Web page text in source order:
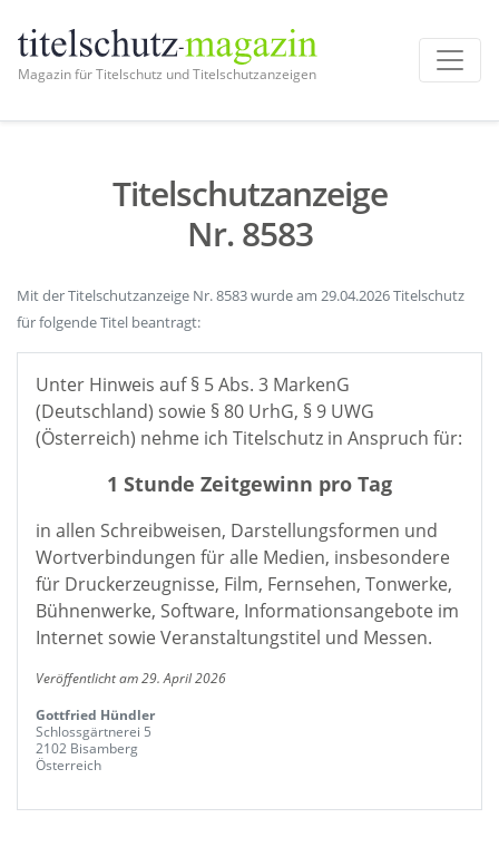
Magazin für Titelschutz und Titelschutzanzeigen
Titelschutzanzeige
Nr. 8583
Mit der Titelschutzanzeige Nr. 8583 wurde am 29.04.2026 Titelschutz
für folgende Titel beantragt:
Unter Hinweis auf § 5 Abs. 3 MarkenG
(Deutschland) sowie § 80 UrhG, § 9 UWG
(Österreich) nehme ich Titelschutz in Anspruch für:
1 Stunde Zeitgewinn pro Tag
in allen Schreibweisen, Darstellungsformen und
Wortverbindungen für alle Medien, insbesondere
für Druckerzeugnisse, Film, Fernsehen, Tonwerke,
Bühnenwerke, Software, Informationsangebote im
Internet sowie Veranstaltungstitel und Messen.
Veröffentlicht am 29. April 2026
Gottfried Hündler
Schlossgärtnerei 5
2102 Bisamberg
Österreich